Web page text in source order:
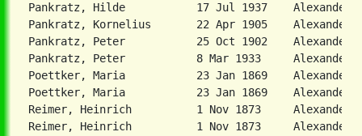
Pankratz, Hilde           17 Jul 1937
Pankratz, Kornelius       22 Apr 1905
Pankratz, Peter           25 Oct 1902
Pankratz, Peter           8 Mar 1933
Poettker, Maria           23 Jan 1869
Poettker, Maria           23 Jan 1869
Reimer, Heinrich          1 Nov 1873
Reimer, Heinrich          1 Nov 1873